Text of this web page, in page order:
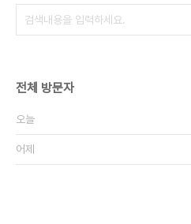
전체 방문자
오늘
어제